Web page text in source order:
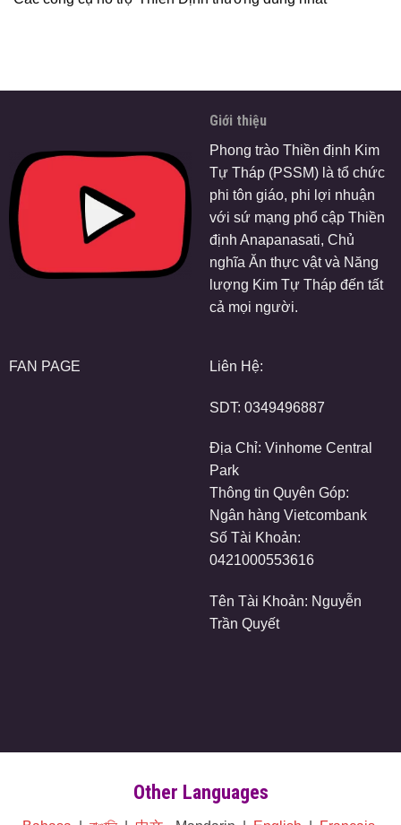
Giới thiệu
Phong trào Thiền định Kim
Tự Tháp (PSSM) là tổ chức
phi tôn giáo, phi lợi nhuận
với sứ mạng phổ cập Thiền
định Anapanasati, Chủ
nghĩa Ăn thực vật và Năng
lượng Kim Tự Tháp đến tất
cả mọi người.
FAN PAGE Liên Hệ:
SDT: 0349496887
Địa Chỉ: Vinhome Central
Park
Thông tin Quyên Góp:
Ngân hàng Vietcombank
Số Tài Khoản:
0421000553616
Tên Tài Khoản: Nguyễn
Trần Quyết
Other Languages